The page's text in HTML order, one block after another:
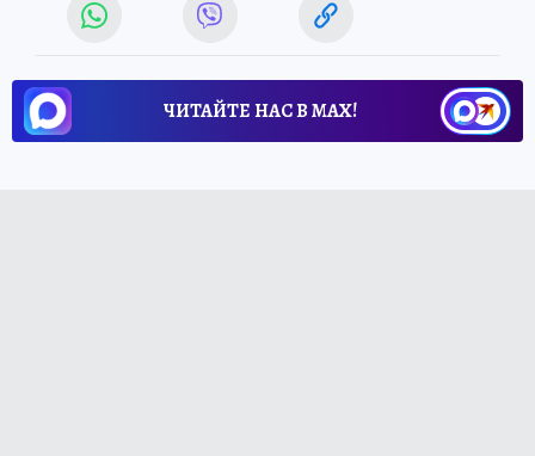
ЧИТАЙТЕ НАС В МАХ!